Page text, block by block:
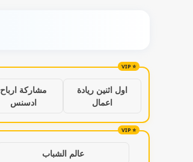
اول اثنين ريادة
اعمال
مشاركة ارباح
ادسنس
عالم الشباب